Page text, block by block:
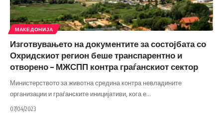
МАКЕДОНИЈА
Изготвувањето на документите за состојбата со
Охридскиот регион беше транспарентно и
отворено – МЖСПП контра граѓанскиот сектор
Министерството за животна средина контра невладините
организации и граѓанските иницијативи, кога е…
07/04/2023